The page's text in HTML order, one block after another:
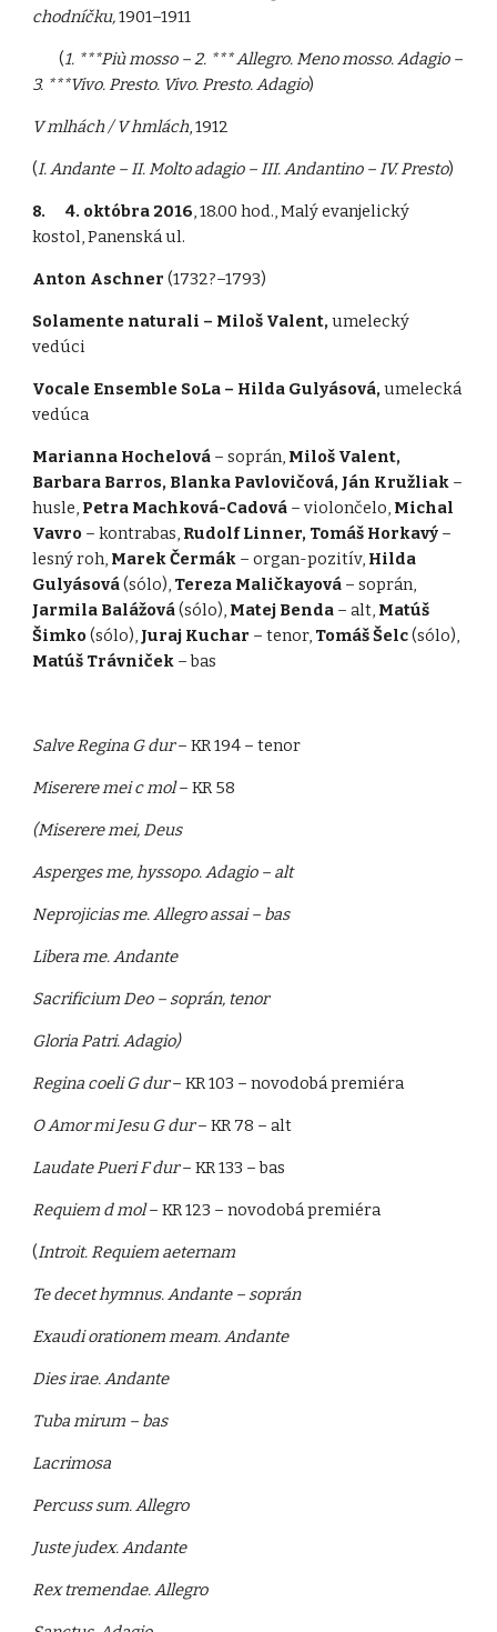
chodníčku,1901–1911
(1. ***Più mosso – 2. *** Allegro. Meno mosso. Adagio –
3. ***Vivo. Presto. Vivo. Presto. Adagio)
V mlhách / V hmlách, 1912
(I. Andante – II. Molto adagio – III. Andantino – IV. Presto)
8. 4. októbra 2016, 18.00 hod., Malý evanjelický
kostol, Panenská ul.
Anton Aschner(1732?–1793)
Solamente naturali – Miloš Valent,umelecký
vedúci
Vocale Ensemble SoLa – Hilda Gulyásová,umelecká
vedúca
Marianna Hochelová – soprán, Miloš Valent,
Barbara Barros, Blanka Pavlovičová, Ján Kružliak –
husle, Petra Machková-Cadová – violončelo, Michal
Vavro – kontrabas, Rudolf Linner, Tomáš Horkavý –
lesný roh, Marek Čermák – organ-pozitív, Hilda
Gulyásová(sólo), Tereza Maličkayová – soprán,
Jarmila Balážová(sólo), Matej Benda – alt, Matúš
Šimko(sólo), Juraj Kuchar – tenor, Tomáš Šelc(sólo),
Matúš Trávniček – bas
Salve Regina G dur– KR 194 – tenor
Miserere mei c mol– KR 58
(Miserere mei, Deus
Asperges me, hyssopo. Adagio – alt
Neprojicias me. Allegro assai – bas
Libera me. Andante
Sacrificium Deo – soprán, tenor
Gloria Patri. Adagio)
Regina coeli G dur– KR 103 – novodobá premiéra
O Amor mi Jesu G dur– KR 78 – alt
Laudate Pueri F dur– KR 133 – bas
Requiem d mol– KR 123 – novodobá premiéra
(Introit. Requiem aeternam
Te decet hymnus. Andante – soprán
Exaudi orationem meam. Andante
Dies irae. Andante
Tuba mirum – bas
Lacrimosa
Percuss sum. Allegro
Juste judex. Andante
Rex tremendae. Allegro